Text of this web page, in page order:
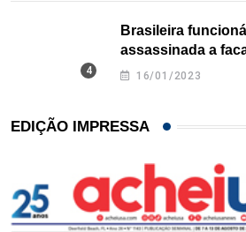
Brasileira
assassinada a
16/01/2023
EDIÇÃO IMPRESSA